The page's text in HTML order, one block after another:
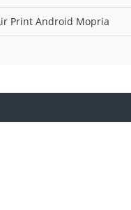
Print Android Mopria